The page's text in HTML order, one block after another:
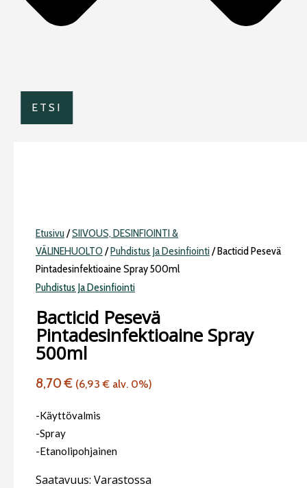
Etusivu/SIIVOUS, DESINFIOINTI &
VÄLINEHUOLTO /Puhdistus Ja Desinfiointi/ Bacticid Pesevä
Pintadesinfektioaine Spray 500ml
Puhdistus Ja Desinfiointi
Bacticid Pesevä
Pintadesinfektioaine Spray
500ml
8,70€ (6,93€ alv. 0%)
-Käyttövalmis
-Spray
-Etanolipohjainen
Saatavuus: Varastossa
ETSI